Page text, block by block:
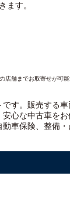
ます。
舗までお取寄せが可能
です。販売する
安心な中古車をお
車保険、整備